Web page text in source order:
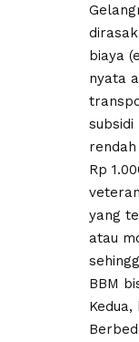
biaya
nyata
Rp
yang
atau
BBM